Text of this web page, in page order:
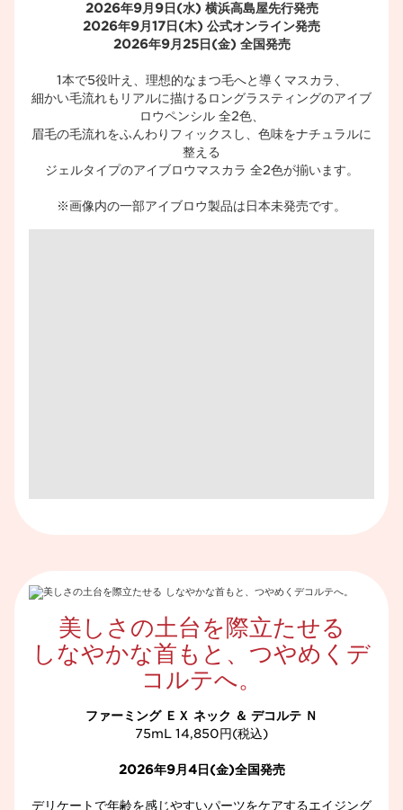
2026年9月9日(水) 横浜高島屋先行発売
2026年9月17日(木) 公式オンライン発売
2026年9月25日(金) 全国発売
1本で5役叶え、理想的なまつ毛へと導くマスカラ、​
細かい毛流れもリアルに描けるロングラスティングのアイブ
ロウペンシル 全2色、​
眉毛の毛流れをふんわりフィックスし、色味をナチュラルに
整える​
ジェルタイプのアイブロウマスカラ 全2色が揃います。​
※画像内の一部アイブロウ製品は日本未発売です。​
美しさの土台を際立たせる
しなやかな首もと、つやめくデ
コルテへ。
ファーミング ＥＸ ネック ＆ デコルテ Ｎ
75mL 14,850円(税込)
2026年9月4日(金)全国発売
デリケートで年齢を感じやすいパーツをケアするエイジング